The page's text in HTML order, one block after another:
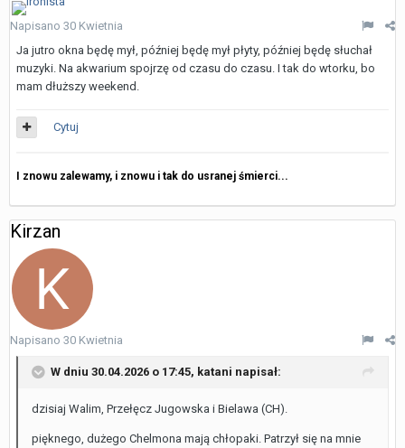
Napisano 30 Kwietnia
Ja jutro okna będę mył, później będę mył płyty, później będę słuchał
muzyki. Na akwarium spojrzę od czasu do czasu. I tak do wtorku, bo
mam dłuższy weekend.
Cytuj
I znowu zalewamy, i znowu i tak do usranej śmierci...
Kirzan
Napisano 30 Kwietnia
W dniu 30.04.2026 o 17:45, katani napisał:
dzisiaj Walim, Przełęcz Jugowska i Bielawa (CH).
pięknego, dużego Chelmona mają chłopaki. Patrzył się na mnie